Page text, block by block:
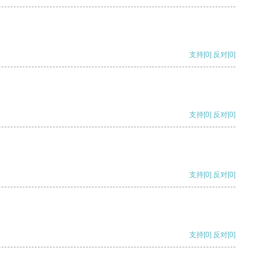
支持[0] 反对[0]
支持[0] 反对[0]
支持[0] 反对[0]
支持[0] 反对[0]